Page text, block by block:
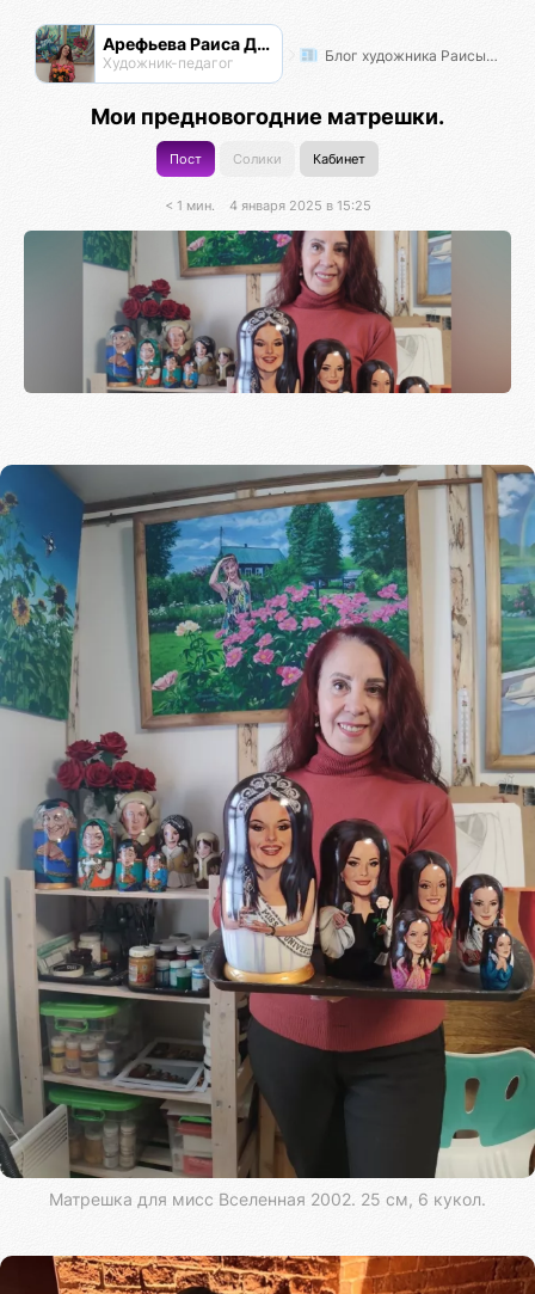
Арефьева Раиса Дмитриевна
Художник-педагог Блог художника Раисы Арефьевой
Мои предновогодние матрешки.
Пост Солики Кабинет
< 1 мин. 4 января 2025 в 15:25
Матрешка для мисс Вселенная 2002. 25 см, 6 кукол.